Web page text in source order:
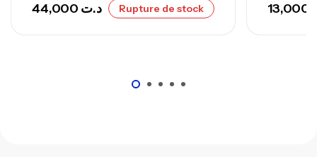
د.ت Rupture de stock